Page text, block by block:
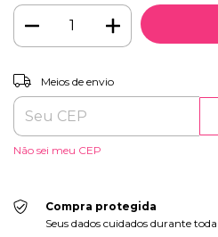
Entregas para o CEP:
Meios de envio
Não sei meu CEP
Compra protegida
Seus dados cuidados durante